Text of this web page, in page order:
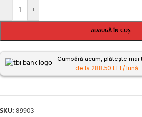
- +
ADAUGĂ ÎN COȘ
Cumpără acum, plătește mai
de la 288.50 LEI / lună
SKU:89903